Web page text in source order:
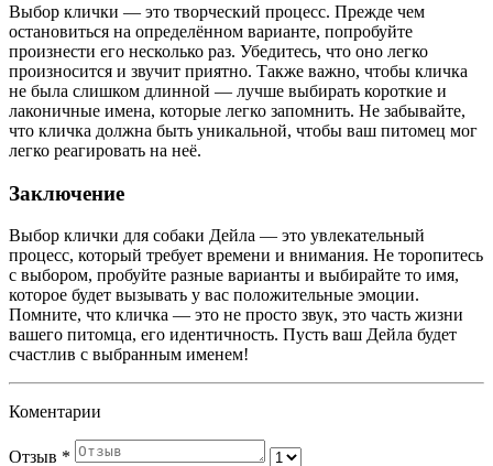
Выбор клички — это творческий процесс. Прежде чем
остановиться на определённом варианте, попробуйте
произнести его несколько раз. Убедитесь, что оно легко
произносится и звучит приятно. Также важно, чтобы кличка
не была слишком длинной — лучше выбирать короткие и
лаконичные имена, которые легко запомнить. Не забывайте,
что кличка должна быть уникальной, чтобы ваш питомец мог
легко реагировать на неё.
Заключение
Выбор клички для собаки Дейла — это увлекательный
процесс, который требует времени и внимания. Не торопитесь
с выбором, пробуйте разные варианты и выбирайте то имя,
которое будет вызывать у вас положительные эмоции.
Помните, что кличка — это не просто звук, это часть жизни
вашего питомца, его идентичность. Пусть ваш Дейла будет
счастлив с выбранным именем!
Коментарии
Отзыв *